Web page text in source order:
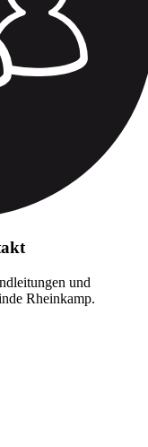
und
Rheinkamp.